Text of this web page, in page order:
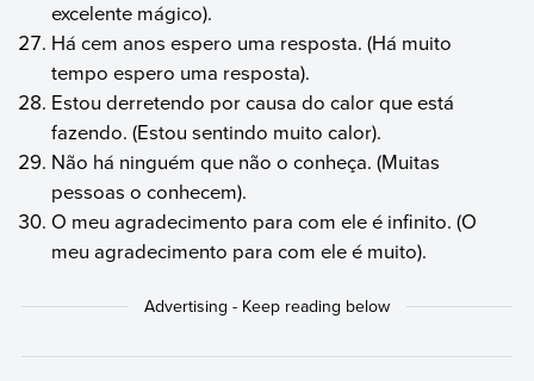
excelente mágico).
Há cem anos espero uma resposta. (Há muito
tempo espero uma resposta).
Estou derretendo por causa do calor que está
fazendo. (Estou sentindo muito calor).
Não há ninguém que não o conheça. (Muitas
pessoas o conhecem).
O meu agradecimento para com ele é infinito. (O
meu agradecimento para com ele é muito).